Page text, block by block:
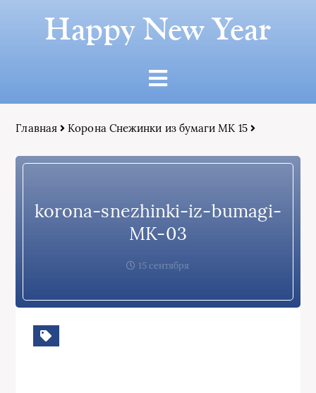
Happy New Year
Главная Корона Снежинки из бумаги МК 15
korona-snezhinki-iz-bumagi-
MK-03
15 сентября